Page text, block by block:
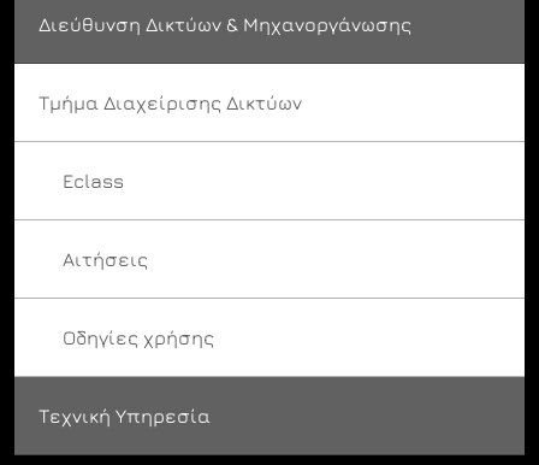
Διεύθυνση Δικτύων & Μηχανοργάνωσης
Τμήμα Διαχείρισης Δικτύων
Eclass
Αιτήσεις
Οδηγίες χρήσης
Τεχνική Υπηρεσία